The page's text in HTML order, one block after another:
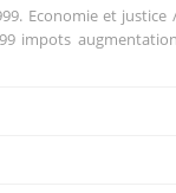
Economie et justice
impots